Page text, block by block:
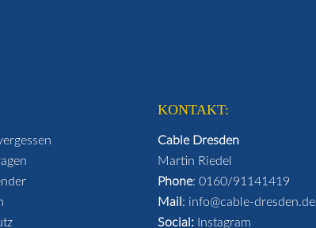
KONTAKT:
Cable Dresden
Martin Riedel
Phone: 0160/91141419
Mail : info@cable-dresden.de
Social: Instagram